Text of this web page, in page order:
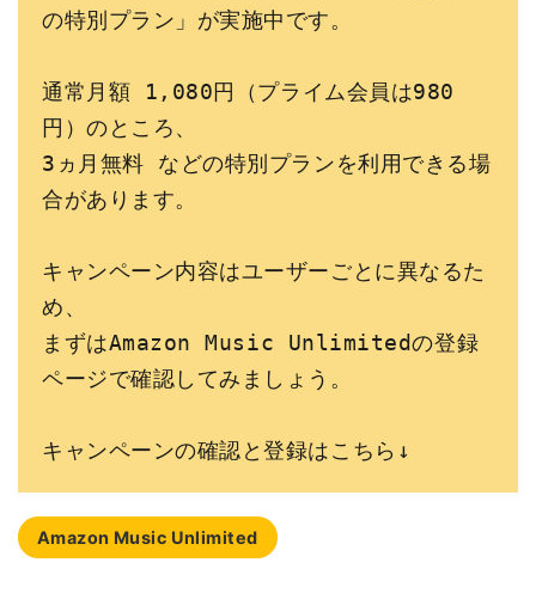
の特別プラン」が実施中です。
通常月額 1,080円（プライム会員は980
円）のところ、
3ヵ月無料 などの特別プランを利用できる場
合があります。
キャンペーン内容はユーザーごとに異なるた
め、
まずはAmazon Music Unlimitedの登録
ページで確認してみましょう。
キャンペーンの確認と登録はこちら↓
Amazon Music Unlimited